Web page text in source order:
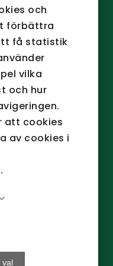
och
förbättra
få statistik
vilka
och hur
att cookies
av cookies i
val
alla
källsortering
vår vision
till en naturlig
Som vid all
källan
blir resultatet.
hjälper dig till